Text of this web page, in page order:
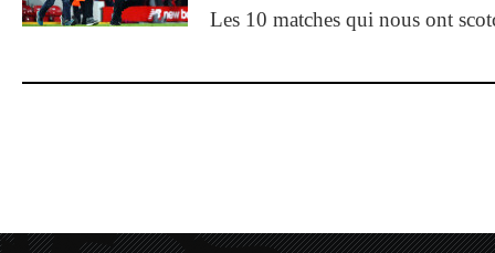
Les 10 matches qui nous ont